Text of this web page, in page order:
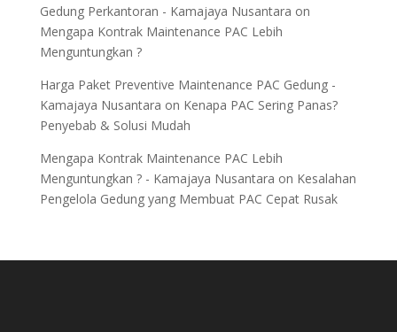
Gedung Perkantoran - Kamajaya Nusantara on
Mengapa Kontrak Maintenance PAC Lebih
Menguntungkan ?
Harga Paket Preventive Maintenance PAC Gedung -
Kamajaya Nusantara on Kenapa PAC Sering Panas?
Penyebab & Solusi Mudah
Mengapa Kontrak Maintenance PAC Lebih
Menguntungkan ? - Kamajaya Nusantara on Kesalahan
Pengelola Gedung yang Membuat PAC Cepat Rusak